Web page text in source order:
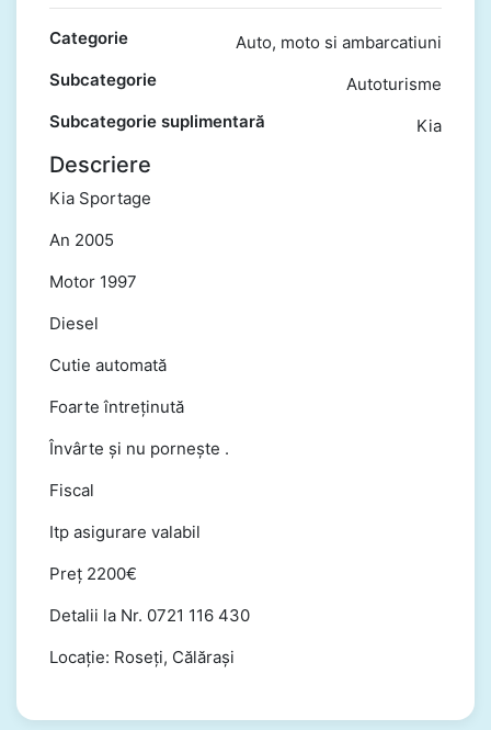
Categorie
Auto, moto si ambarcatiuni
Subcategorie
Autoturisme
Subcategorie suplimentară
Kia
Descriere
Kia Sportage
An 2005
Motor 1997
Diesel
Cutie automată
Foarte întreținută
Învârte și nu pornește .
Fiscal
Itp asigurare valabil
Preț 2200€
Detalii la Nr. 0721 116 430
Locație: Roseți, Călărași